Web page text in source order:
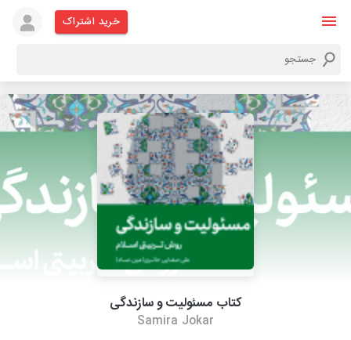
خرید اشتراک
کتاب مسئولیت و سازندگی
Samira Jokar